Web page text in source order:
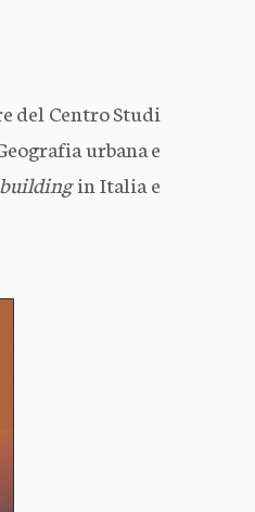
del Centro Studi
urbana e
in Italia e